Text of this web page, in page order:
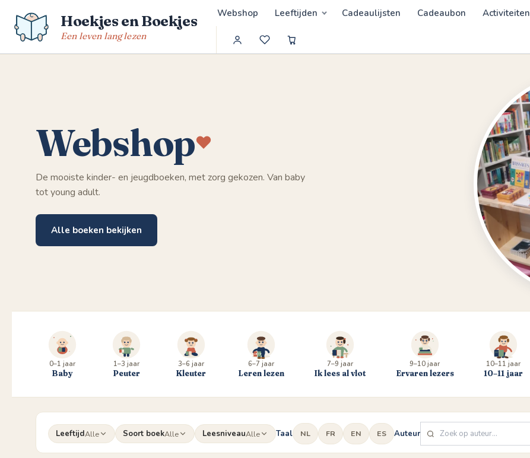
naar
inhoud
Hoekjes en Boekjes
Een leven lang lezen
Webshop Leeftijden Cadeaulijsten Cadeaubon Activiteiten
Webshop
De mooiste kinder- en jeugdboeken, met zorg gekozen. Van baby
tot young adult.
Alle boeken bekijken
0–1 jaar
Baby
1–3 jaar
Peuter
3–6 jaar
Kleuter
6–7 jaar
Leren lezen
7–9 jaar
Ik lees al vlot
9–10 jaar
Ervaren lezers
10–11 jaar
10–11 jaar
LeeftijdAlle Soort boekAlle LeesniveauAlle Taal NL FR EN ES Auteur